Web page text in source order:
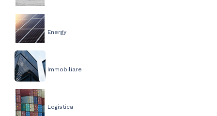
Energy
Immobiliare
Logistica